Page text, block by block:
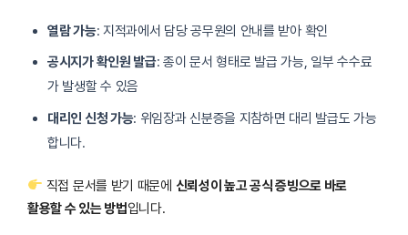
열람 가능: 지적과에서 담당 공무원의 안내를 받아 확인
공시지가 확인원 발급: 종이 문서 형태로 발급 가능, 일부 수수료
가 발생할 수 있음
대리인 신청 가능: 위임장과 신분증을 지참하면 대리 발급도 가능
합니다.
직접 문서를 받기 때문에 신뢰성이 높고 공식 증빙으로 바로
활용할 수 있는 방법입니다.